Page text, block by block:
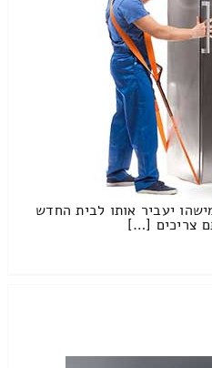
יעביר אותו לבית החדש
צריכים […]